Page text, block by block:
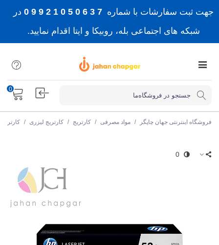
جهت ثبت سفارشات با شماره 7 3 6 0 5 0 1 2 9 9 0
در
شبکه های اجتماعی بله، روبیکا و ایتا اقدام نمایید.
0
فروشگاه اینترنتی جهان چاپگر / مواد مصرفی / کارتریج / کارتریج لیزری /
0